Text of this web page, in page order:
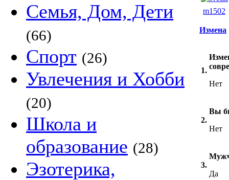
Семья, Дом, Дети
(66)
Спорт (26)
Увлечения и Хобби
(20)
Школа и
образование (28)
Эзотерика,
m1502
Измена
1.
Нет
2.
Вы
Нет
3.
Да